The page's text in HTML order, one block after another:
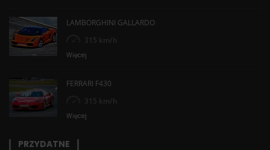
LAMBORGHINI GALLARDO
315 km/h
Więcej
FERRARI F430
315 km/h
Więcej
PRZYDATNE